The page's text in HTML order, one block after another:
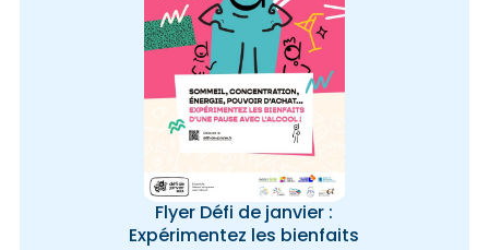
Flyer Défi de janvier :
Expérimentez les bienfaits